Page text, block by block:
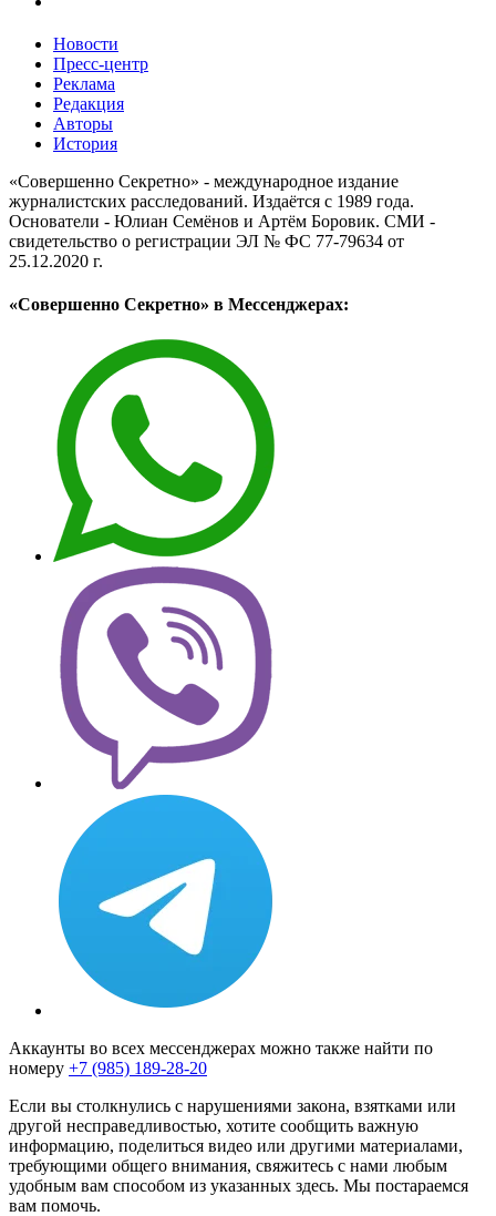
Новости
Пресс-центр
Реклама
Редакция
Авторы
История
«Совершенно Секретно» - международное издание
журналистских расследований. Издаётся с 1989 года.
Основатели - Юлиан Семёнов и Артём Боровик. CМИ -
свидетельство о регистрации ЭЛ № ФС 77-79634 от
25.12.2020 г.
«Совершенно Секретно» в Мессенджерах:
Аккаунты во всех мессенджерах можно также найти по
номеру +7 (985) 189-28-20
Если вы столкнулись с нарушениями закона, взятками или
другой несправедливостью, хотите сообщить важную
информацию, поделиться видео или другими материалами,
требующими общего внимания, свяжитесь с нами любым
удобным вам способом из указанных здесь. Мы постараемся
вам помочь.